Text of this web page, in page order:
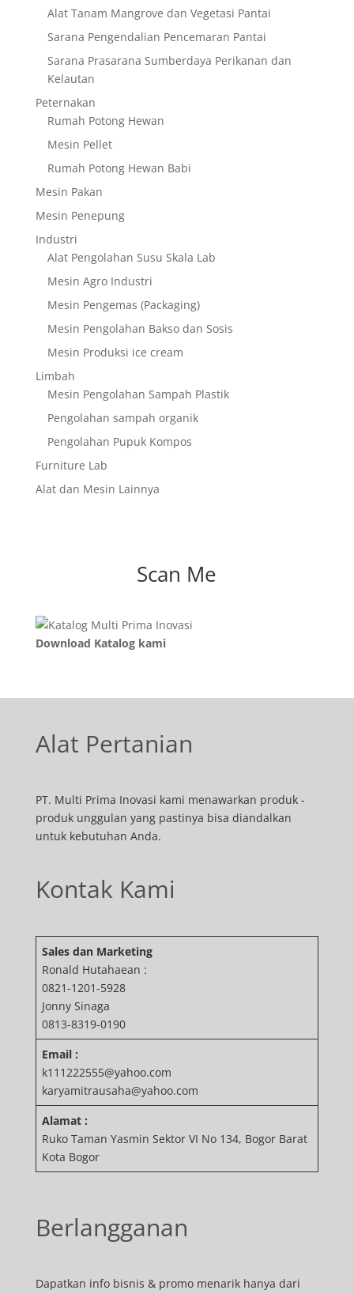
Alat Tanam Mangrove dan Vegetasi Pantai
Sarana Pengendalian Pencemaran Pantai
Sarana Prasarana Sumberdaya Perikanan dan
Kelautan
Peternakan
Rumah Potong Hewan
Mesin Pellet
Rumah Potong Hewan Babi
Mesin Pakan
Mesin Penepung
Industri
Alat Pengolahan Susu Skala Lab
Mesin Agro Industri
Mesin Pengemas (Packaging)
Mesin Pengolahan Bakso dan Sosis
Mesin Produksi ice cream
Limbah
Mesin Pengolahan Sampah Plastik
Pengolahan sampah organik
Pengolahan Pupuk Kompos
Furniture Lab
Alat dan Mesin Lainnya
Scan Me
Download Katalog kami
Alat Pertanian
PT. Multi Prima Inovasi kami menawarkan produk -
produk unggulan yang pastinya bisa diandalkan
untuk kebutuhan Anda.
Kontak Kami
Sales dan Marketing
Ronald Hutahaean :
0821-1201-5928
Jonny Sinaga
0813-8319-0190
Email :
k111222555@yahoo.com
karyamitrausaha@yahoo.com
Alamat :
Ruko Taman Yasmin Sektor VI No 134, Bogor Barat
Kota Bogor
Berlangganan
Dapatkan info bisnis & promo menarik hanya dari